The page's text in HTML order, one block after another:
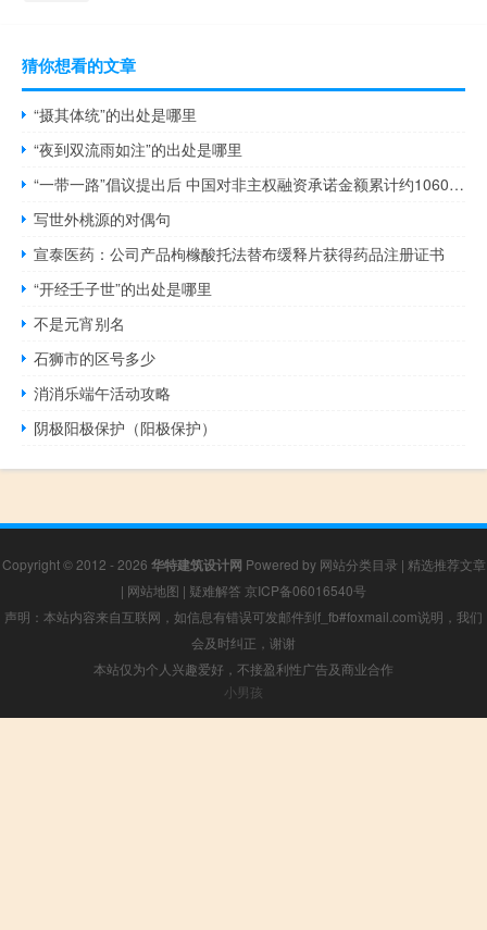
猜你想看的文章
“摄其体统”的出处是哪里
“夜到双流雨如注”的出处是哪里
“一带一路”倡议提出后 中国对非主权融资承诺金额累计约1060亿美元
写世外桃源的对偶句
宣泰医药：公司产品枸橼酸托法替布缓释片获得药品注册证书
“开经壬子世”的出处是哪里
不是元宵别名
石狮市的区号多少
消消乐端午活动攻略
阴极阳极保护（阳极保护）
Copyright © 2012 - 2026 华特建筑设计网 Powered by 网站分类目录 | 精选推荐文章
| 网站地图 | 疑难解答 京ICP备06016540号
声明：本站内容来自互联网，如信息有错误可发邮件到f_fb#foxmail.com说明，我们
会及时纠正，谢谢
本站仅为个人兴趣爱好，不接盈利性广告及商业合作
小男孩